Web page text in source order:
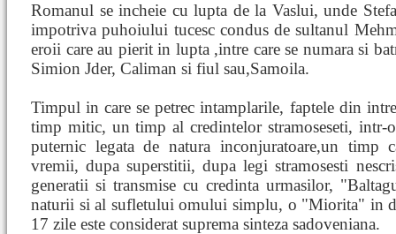
Romanul se incheie cu lupta de la Vaslui, unde
impotriva puhoiului tucesc condus de sultanul
eroii care au pierit in lupta ,intre care se numara si
Simion Jder, Caliman si fiul sau,Samoila.
Timpul in care se petrec intamplarile, faptele din
timp mitic, un timp al credintelor stramoseseti, intr-
puternic legata de natura inconjuratoare,un timp
vremii, dupa superstitii, dupa legi stramosesti
generatii si transmise cu credinta urmasilor,
naturii si al sufletului omului simplu, o "Miorita" in
17 zile este considerat suprema sinteza sadoveniana.